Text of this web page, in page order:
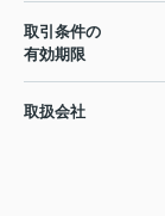
取引条件の
有効期限
取扱会社